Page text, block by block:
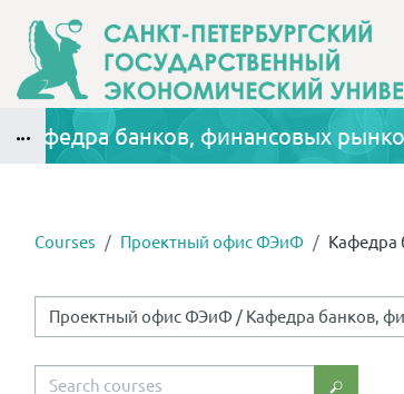
Кафедра банков, финансовых
Courses Проектный офис ФЭиФ Кафедра
Blocks
Course categories
Search courses